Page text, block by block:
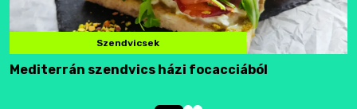
Szendvicsek
Mediterrán szendvics házi focacciából